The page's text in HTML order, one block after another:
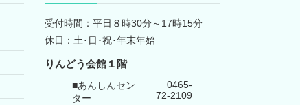
受付時間：平日８時30分～17時15分
休日：土･日･祝･年末年始
りんどう会館１階
■あんしんセン
ター
0465-
72-2109